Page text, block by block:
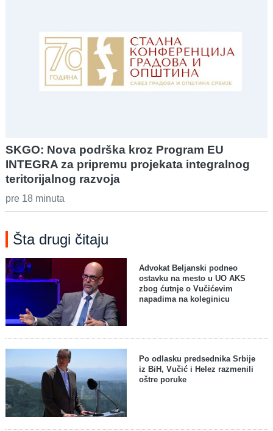
SKGO: Nova podrška kroz Program EU
INTEGRA za pripremu projekata integralnog
teritorijalnog razvoja
pre 18 minuta
Šta drugi čitaju
Advokat Beljanski podneo
ostavku na mesto u UO AKS
zbog ćutnje o Vučićevim
napadima na koleginicu
Po odlasku predsednika Srbije
iz BiH, Vučić i Helez razmenili
oštre poruke